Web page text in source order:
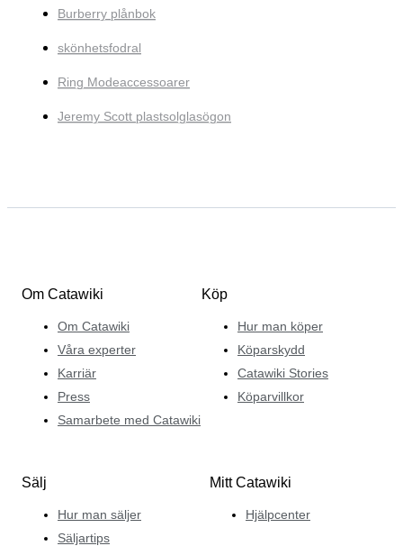
Burberry plånbok
skönhetsfodral
Ring Modeaccessoarer
Jeremy Scott plastsolglasögon
Om Catawiki
Om Catawiki
Våra experter
Karriär
Press
Samarbete med Catawiki
Köp
Hur man köper
Köparskydd
Catawiki Stories
Köparvillkor
Sälj
Hur man säljer
Säljartips
Mitt Catawiki
Hjälpcenter